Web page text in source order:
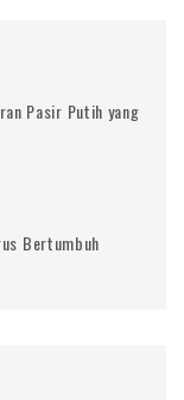
Pasir Putih yang
Bertumbuh